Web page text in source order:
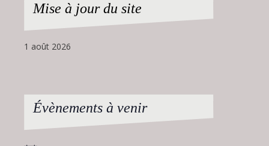
Mise à jour du site
1 août 2026
Évènements à venir